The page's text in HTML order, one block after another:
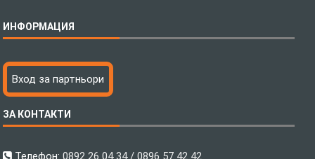
Бебешки спални комплекти
Тениски с пълноцветен печат
Хавлиени кърпи
Пончо за водни спортове
Микрофибърни Велурени Кърпи
ИНФОРМАЦИЯ
Технология на печатане
Файлове за печат
Как да поръчам?
С какво сме различни?
Вход за партньори
ЗА КОНТАКТИ
Телефон:0892 26 04 34 / 0896 57 42 42